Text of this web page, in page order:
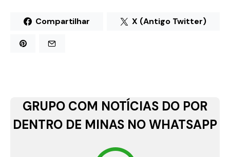
Compartilhar X (Antigo Twitter)
GRUPO COM NOTÍCIAS DO POR
DENTRO DE MINAS NO WHATSAPP